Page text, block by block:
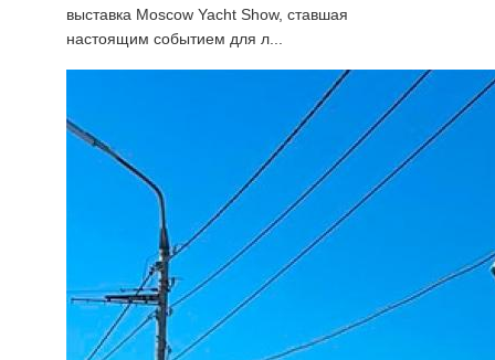
выставка Moscow Yacht Show, ставшая
настоящим событием для л...